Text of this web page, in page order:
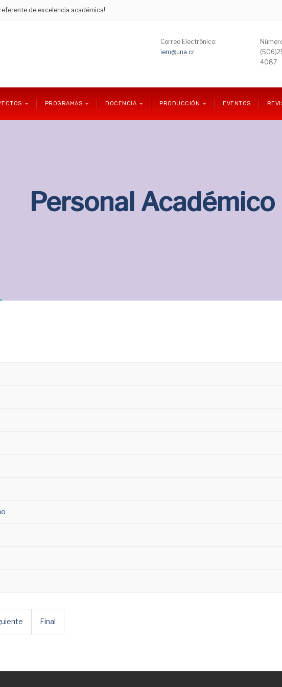
de excelencia académica!
Correo Electrónico:
iem@una.cr
(506)
4087
PROGRAMAS DOCENCIA PRODUCCIÓN EVENTOS
Personal Académico
Final